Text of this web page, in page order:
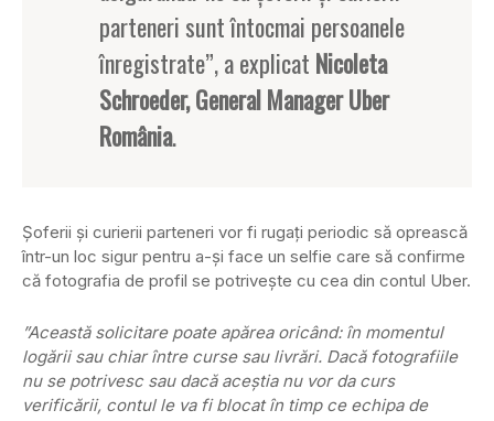
parteneri sunt întocmai persoanele
înregistrate”, a explicat Nicoleta
Schroeder, General Manager Uber
România.
Şoferii şi curierii parteneri vor fi rugaţi periodic să oprească
într-un loc sigur pentru a-şi face un selfie care să confirme
că fotografia de profil se potriveşte cu cea din contul Uber.
”Această solicitare poate apărea oricând: în momentul
logării sau chiar între curse sau livrări. Dacă fotografiile
nu se potrivesc sau dacă aceştia nu vor da curs
verificării, contul le va fi blocat în timp ce echipa de